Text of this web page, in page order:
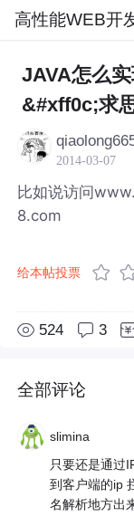
高性能WEB开
社区 高性能
JAVA怎么
&#xff0c;求
2014-03-07
比如说访问
8.com
给本帖投票
524 3
全部评论
slimina
只要还是通过
到客户端的ip
名解析地方出